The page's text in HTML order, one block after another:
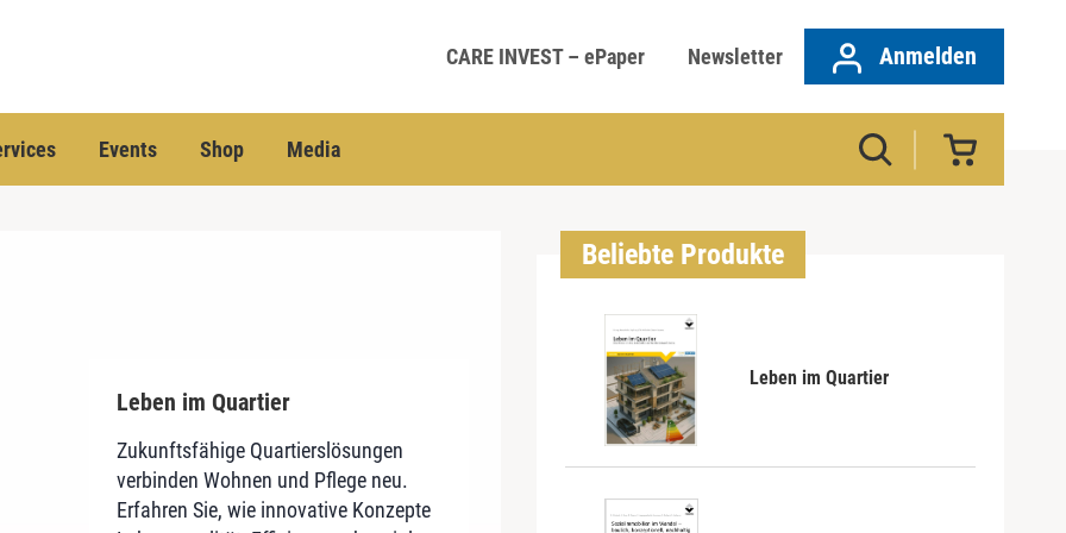
CARE INVEST – ePaper Newsletter Anmelden
Events Shop Media
Service-Wohnen für Senioren
Sie wollen Investitionsentscheidungen
im Segment Service-Wohnen treffen?
Und zwar auf der Basis aktueller,
Leben im Quartier
Zukunftsfähige Quartierslösungen
verbinden Wohnen und Pflege neu.
Erfahren Sie, wie innovative Konzepte
Beliebte Produkte
Leben im Quartier